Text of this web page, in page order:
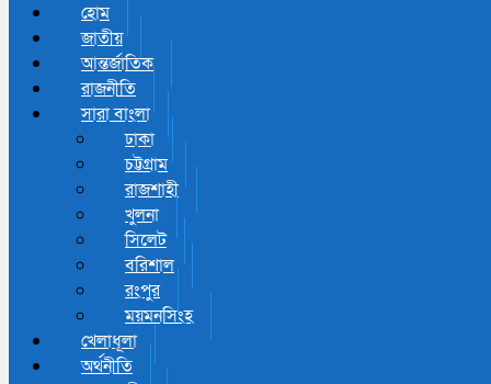
হোম
জাতীয়
আন্তর্জাতিক
রাজনীতি
সারা বাংলা
ঢাকা
চট্টগ্রাম
রাজশাহী
খুলনা
সিলেট
বরিশাল
রংপুর
ময়মনসিংহ
খেলাধূলা
অর্থনীতি